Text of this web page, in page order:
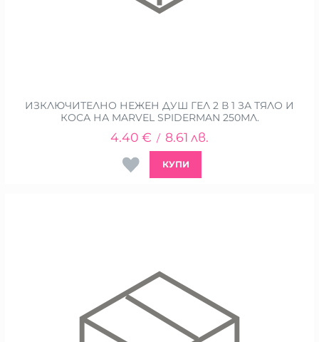
ИЗКЛЮЧИТЕЛНО НЕЖЕН ДУШ ГЕЛ 2 В 1 ЗА ТЯЛО И
КОСА НА MARVEL SPIDERMAN 250МЛ.
4.40 € / 8.61 лв.
КУПИ